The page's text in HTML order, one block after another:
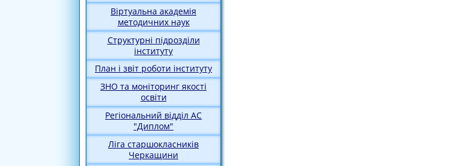
Віртуальна академія
методичних наук
Структурні підрозділи
інституту
План і звіт роботи інституту
ЗНО та моніторинг якості
освіти
Регіональний відділ АС
"Диплом"
Ліга старшокласників
Черкащини